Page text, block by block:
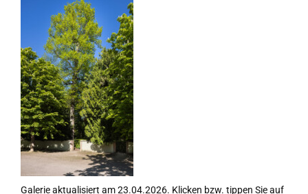
Galerie aktualisiert am 23.04.2026. Klicken bzw. tippen Sie auf